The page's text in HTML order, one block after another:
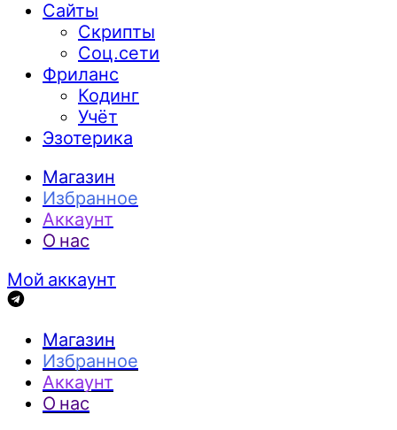
Сайты
Скрипты
Соц.сети
Фриланс
Кодинг
Учёт
Эзотерика
Магазин
Избранное
Аккаунт
О нас
Мой аккаунт
Магазин
Избранное
Аккаунт
О нас